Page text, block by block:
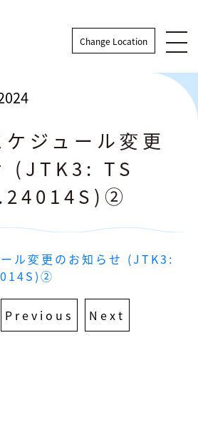
Change Location
ケジュール変更
(JTK3: TS
ール変更のお知らせ (JTK3:
Previous Next